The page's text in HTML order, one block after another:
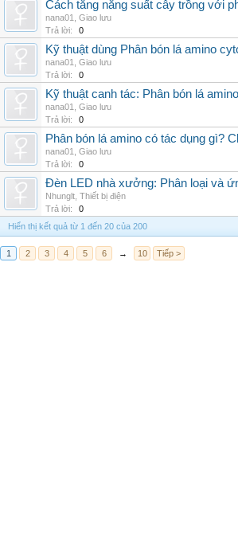
Cách tăng năng suất cây trồng với
nana01
Giao lưu
Trả lời:
0
Kỹ thuật dùng Phân bón lá amino
nana01
Giao lưu
Trả lời:
0
Kỹ thuật canh tác: Phân bón lá
nana01
Giao lưu
Trả lời:
0
Phân bón lá amino có tác dụng gì?
nana01
Giao lưu
Trả lời:
0
Đèn LED nhà xưởng: Phân loại và
Nhunglt Thiết bị điện
Trả lời:
0
Hiển thị kết quả từ 1 đến 20 của 200
1 2 3 4 5 6 → 10 Tiếp >